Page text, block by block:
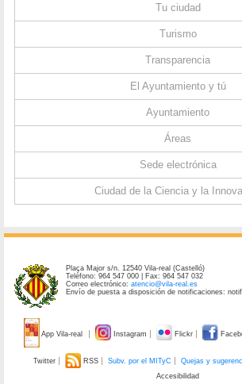
Tu ciudad
Turismo
Transparencia
El Ayuntamiento y tú
Ayuntamiento
Áreas
Sede electrónica
Ciudad de la Ciencia y la
Plaça Major s/n. 12540 Vila-real (Castelló)
Teléfono: 964 547 000 | Fax: 964 547 032
Correo electrónico:atencio@vila-real.es
Envío de puesta a disposición de notificaciones:
App Vila-real Instagram Flickr
Twitter RSS Subv. por el MITyC Quejas y
Accesibilidad